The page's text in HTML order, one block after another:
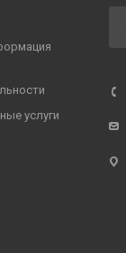
услуги